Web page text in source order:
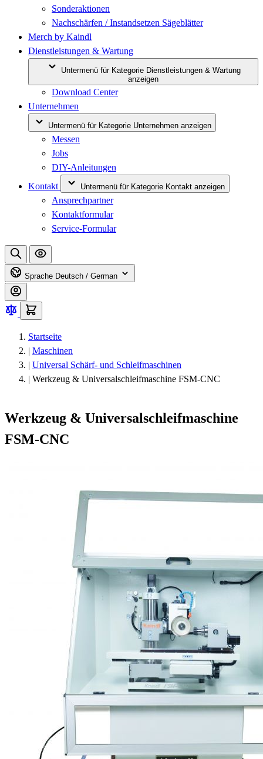
Sonderaktionen
Nachschärfen / Instandsetzen Sägeblätter
Merch by Kaindl
Dienstleistungen & Wartung
Untermenü für Kategorie Dienstleistungen & Wartung
anzeigen
Download Center
Unternehmen
Untermenü für Kategorie Unternehmen anzeigen
Messen
Jobs
DIY-Anleitungen
Kontakt
Untermenü für Kategorie Kontakt anzeigen
Ansprechpartner
Kontaktformular
Service-Formular
Sprache Deutsch / German
Startseite
| Maschinen
| Universal Schärf- und Schleifmaschinen
| Werkzeug & Universalschleifmaschine FSM-CNC
Werkzeug & Universalschleifmaschine
FSM-CNC